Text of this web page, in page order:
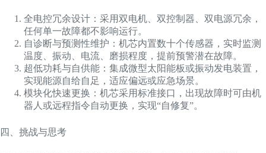
全电控冗余设计：采用双电机、双控制器、双电源冗余，
任何单一故障都不影响运行。
自诊断与预测性维护：机芯内置数十个传感器，实时监测
温度、振动、电流、磨损程度，提前预警潜在故障。
超低功耗与自供能：集成微型太阳能板或振动发电装置，
实现能源自给自足，适应偏远或应急场景。
模块化快速更换：机芯采用标准接口，出现故障时可由机
器人或远程指令自动更换，实现“自修复”。
四、挑战与思考